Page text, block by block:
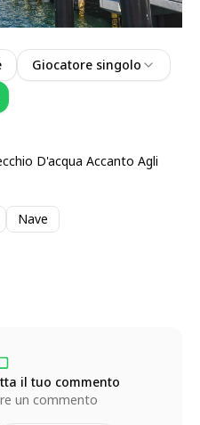
Giocatore singolo
D'acqua Accanto Agli
Nave
il tuo commento
un commento